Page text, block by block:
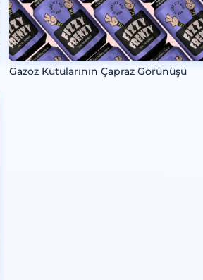
Gazoz Kutularının Çapraz Görünüşü